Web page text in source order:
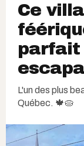
Ce
parfait
L'un des plus
Québec. 🍁🥧